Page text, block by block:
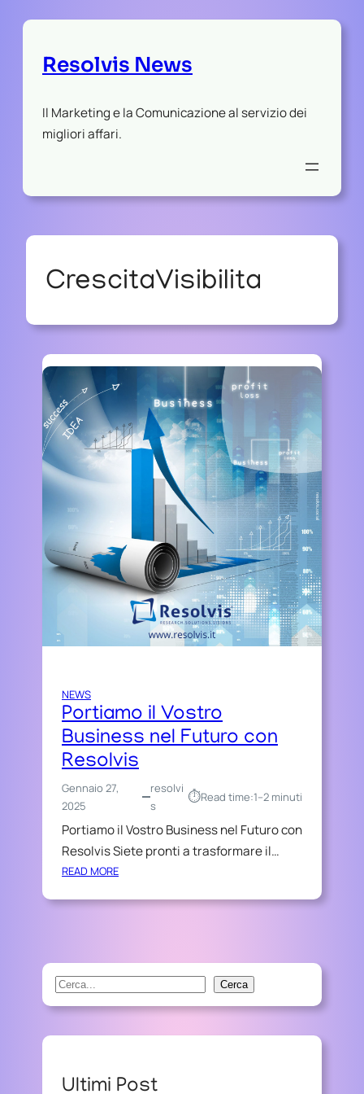
Resolvis News
Il Marketing e la Comunicazione al servizio dei
migliori affari.
CrescitaVisibilita
NEWS
Portiamo il Vostro
Business nel Futuro con
Resolvis
Gennaio 27,
2025
resolvi
s
⏱︎Read time:1–2 minuti
Portiamo il Vostro Business nel Futuro con
Resolvis Siete pronti a trasformare il…
READ MORE:
O
I
A
M
O
O
S
e
Cerca
Ultimi Post